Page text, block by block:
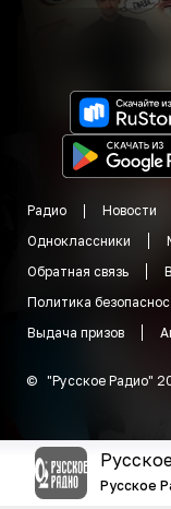
Радио Новости
Одноклассники
Обратная связь
Политика
Выдача призов
© "Русское Радио"
Русское